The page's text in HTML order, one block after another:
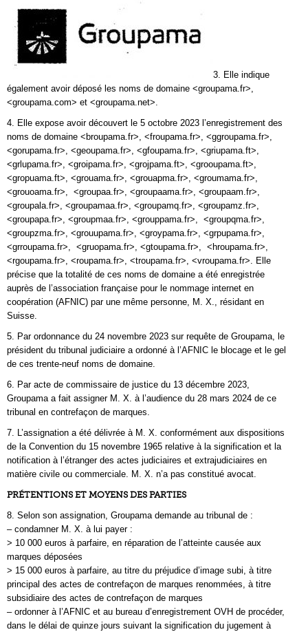
3. Elle indique
également avoir déposé les noms de domaine <groupama.fr>,
<groupama.com> et <groupama.net>.
4. Elle expose avoir découvert le 5 octobre 2023 l’enregistrement des
noms de domaine <broupama.fr>, <froupama.fr>, <ggroupama.fr>,
<gorupama.fr>, <geoupama.fr>, <gfoupama.fr>, <griupama.ft>,
<grlupama.fr>, <groipama.fr>, <grojpama.ft>, <grooupama.ft>,
<gropuama.ft>, <grouama.fr>, <grouapma.fr>, <groumama.fr>,
<grouoama.fr>, <groupaa.fr>, <groupaama.fr>, <groupaam.fr>,
<groupala.fr>, <groupamaa.fr>, <groupamq.fr>, <groupamz.fr>,
<groupapa.fr>, <groupmaa.fr>, <grouppama.fr>, <groupqma.fr>,
<groupzma.fr>, <grouupama.fr>, <groypama.fr>, <grpupama.fr>,
<grroupama.fr>, <gruopama.fr>, <gtoupama.fr>, <hroupama.fr>,
<rgoupama.fr>, <roupama.fr>, <troupama.fr>, <vroupama.fr>. Elle
précise que la totalité de ces noms de domaine a été enregistrée
auprès de l’association française pour le nommage internet en
coopération (AFNIC) par une même personne, M. X., résidant en
Suisse.
5. Par ordonnance du 24 novembre 2023 sur requête de Groupama, le
président du tribunal judiciaire a ordonné à l’AFNIC le blocage et le gel
de ces trente-neuf noms de domaine.
6. Par acte de commissaire de justice du 13 décembre 2023,
Groupama a fait assigner M. X. à l’audience du 28 mars 2024 de ce
tribunal en contrefaçon de marques.
7. L’assignation a été délivrée à M. X. conformément aux dispositions
de la Convention du 15 novembre 1965 relative à la signification et la
notification à l’étranger des actes judiciaires et extrajudiciaires en
matière civile ou commerciale. M. X. n’a pas constitué avocat.
PRÉTENTIONS ET MOYENS DES PARTIES
8. Selon son assignation, Groupama demande au tribunal de :
– condamner M. X. à lui payer :
> 10 000 euros à parfaire, en réparation de l’atteinte causée aux
marques déposées
> 15 000 euros à parfaire, au titre du préjudice d’image subi, à titre
principal des actes de contrefaçon de marques renommées, à titre
subsidiaire des actes de contrefaçon de marques
– ordonner à l’AFNIC et au bureau d’enregistrement OVH de procéder,
dans le délai de quinze jours suivant la signification du jugement à